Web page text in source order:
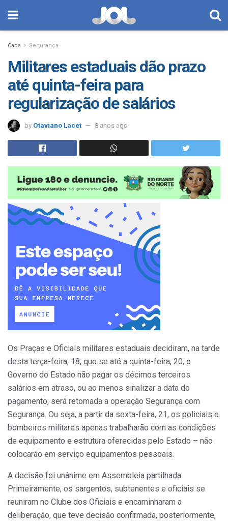
Capa Segurança
Militares estaduais dão prazo
até quinta-feira para
regularização de salários
by Otaviano Lacet 8 anos ago
Os Praças e Oficiais militares estaduais decidiram, na tarde
desta terça-feira, 18, que se até a quinta-feira, 20, o
Governo do Estado não pagar os décimos terceiros
salários em atraso, ou ao menos sinalizar a data do
pagamento, será retomada a operação Segurança com
Segurança. Ou seja, a partir da sexta-feira, 21, os policiais e
bombeiros militares apenas trabalharão com as condições
de equipamento e estrutura oferecidas pelo Estado – não
colocarão em serviço equipamentos pessoais.
A decisão foi unânime em Assembleia partilhada.
Primeiramente, os sargentos, subtenentes e oficiais se
reuniram no Clube dos Oficiais e encaminharam a
deliberação, que teve decisão confirmada, posteriormente,